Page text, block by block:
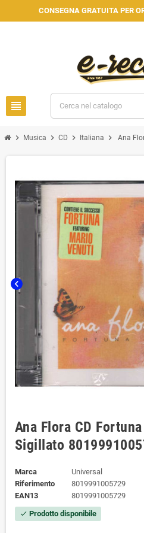
CONSEGNA GRATUITA PER
view_headline
chevron_right Musica chevron_right CD chevron_right Italiana chevron_right Ana
chevron_left
Ana Flora CD
Sigillato
Marca
Universal
Riferimento
8019991005729
EAN13
8019991005729
check Prodotto disponibile